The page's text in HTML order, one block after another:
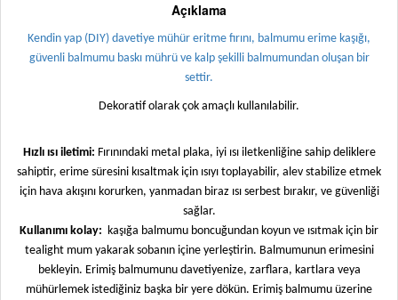
Açıklama
Kendin yap (DIY) davetiye mühür eritme fırını, balmumu erime kaşığı,
güvenli balmumu baskı mührü ve kalp şekilli balmumundan oluşan bir
settir.
Dekoratif olarak çok amaçlı kullanılabilir.
Hızlı ısı iletimi: Fırınındaki metal plaka, iyi ısı iletkenliğine sahip deliklere
sahiptir, erime süresini kısaltmak için ısıyı toplayabilir, alev stabilize etmek
için hava akışını korurken, yanmadan biraz ısı serbest bırakır, ve güvenliği
sağlar.
Kullanımı kolay: kaşığa balmumu boncuğundan koyun ve ısıtmak için bir
tealight mum yakarak sobanın içine yerleştirin. Balmumunun erimesini
bekleyin. Erimiş balmumunu davetiyenize, zarflara, kartlara veya
mühürlemek istediğiniz başka bir yere dökün. Erimiş balmumu üzerine